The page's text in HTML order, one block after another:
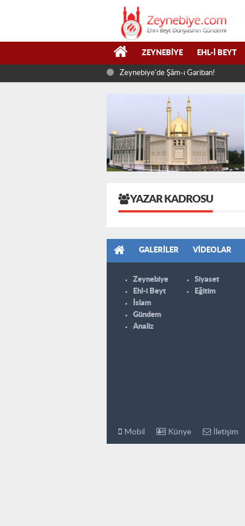
ZEYNEBIYE EHL-I BEYT
Zeynebiye'de Şâm-ı Gariban!
YAZAR KADROSU
GALERILER VIDEOLAR
Zeynebiye
Ehl-i Beyt
İslam
Gündem
Analiz
Siyaset
Eğitim
Mobil Künye İletişim